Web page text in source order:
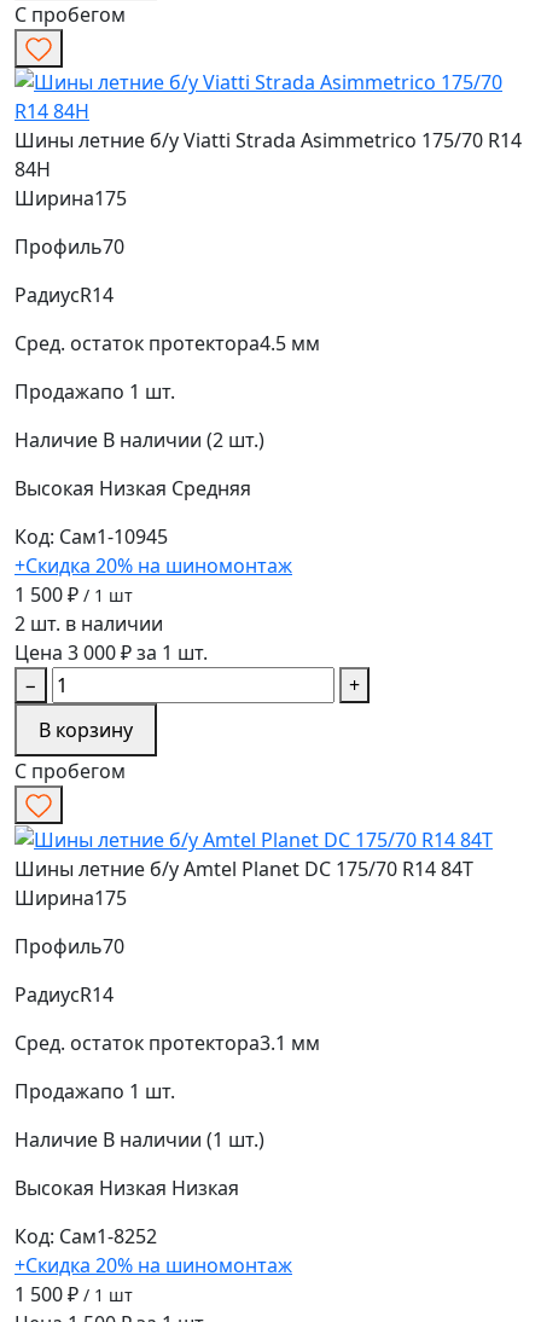
С пробегом
Шины летние б/у Viatti Strada Asimmetrico 175/70 R14
84H
Ширина175
Профиль70
РадиусR14
Сред. остаток протектора4.5 мм
Продажапо 1 шт.
Наличие В наличии (2 шт.)
Высокая Низкая Средняя
Код: Сам1-10945
+Скидка 20% на шиномонтаж
1 500 ₽ / 1 шт
2 шт. в наличии
Цена 3 000 ₽ за 1 шт.
−
+
В корзину
С пробегом
Шины летние б/у Amtel Planet DC 175/70 R14 84T
Ширина175
Профиль70
РадиусR14
Сред. остаток протектора3.1 мм
Продажапо 1 шт.
Наличие В наличии (1 шт.)
Высокая Низкая Низкая
Код: Сам1-8252
+Скидка 20% на шиномонтаж
1 500 ₽ / 1 шт